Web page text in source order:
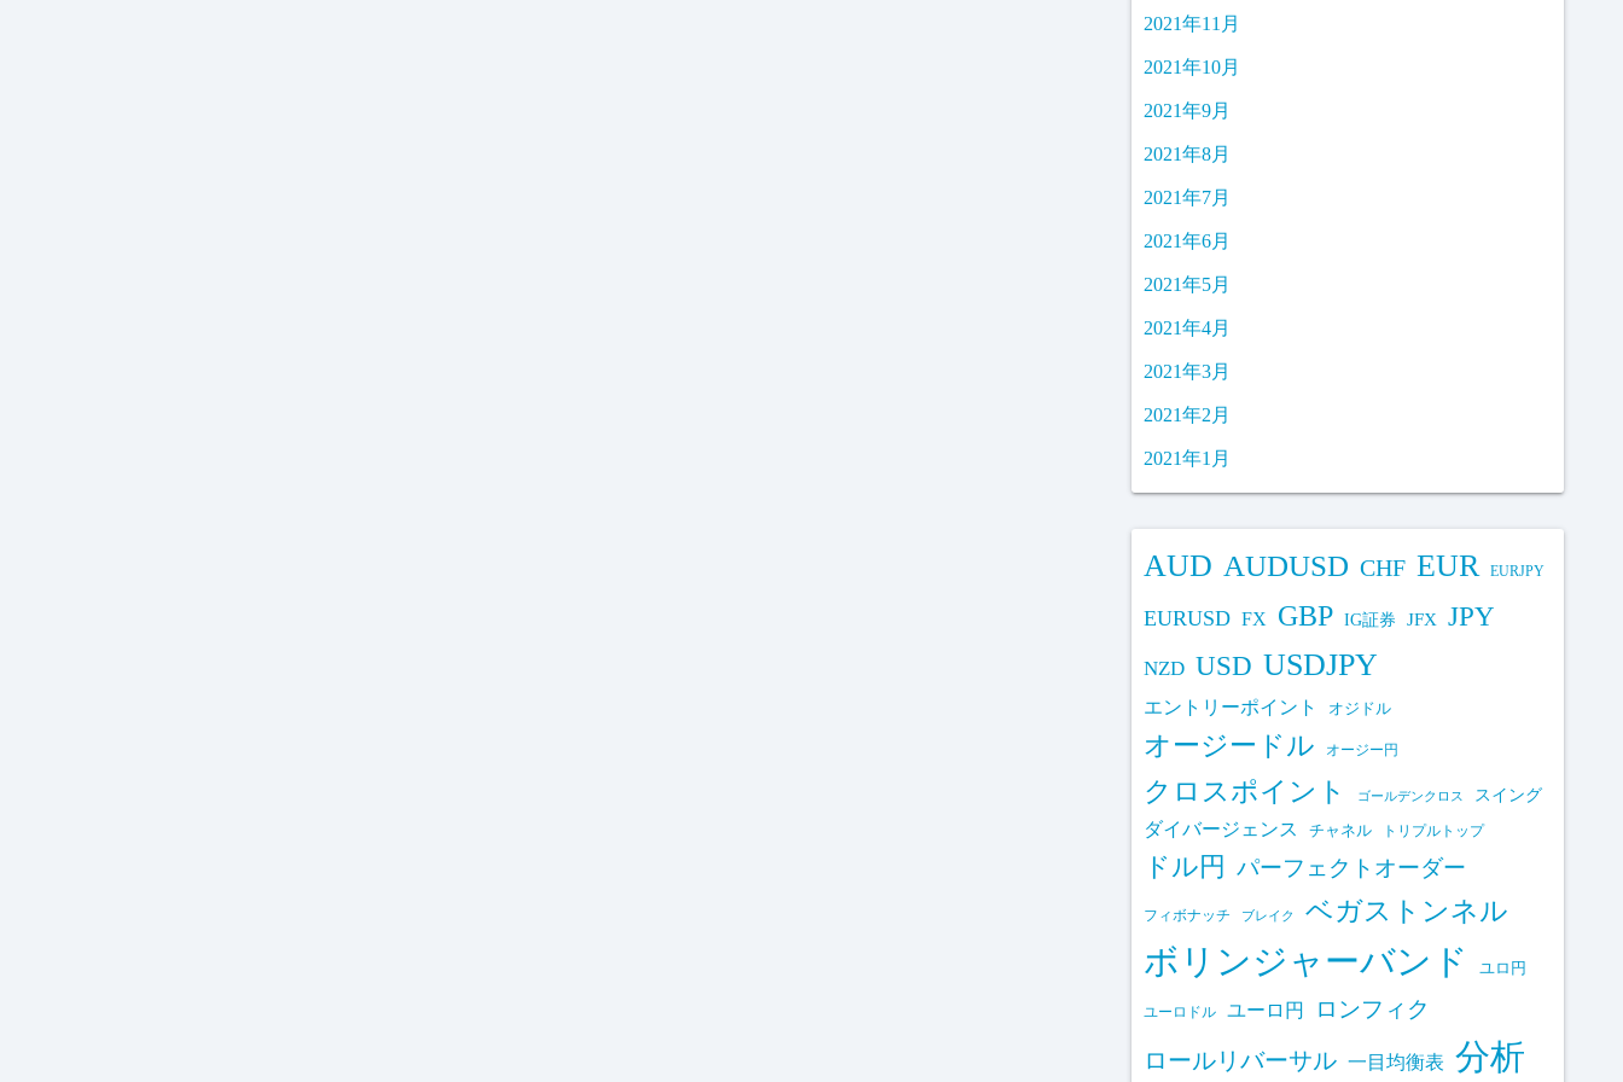
2021年11月
2021年10月
2021年9月
2021年8月
2021年7月
2021年6月
2021年5月
2021年4月
2021年3月
2021年2月
2021年1月
AUD AUDUSD CHF EUR EURJPY
EURUSD FX GBP IG証券 JFX JPY
NZD USD USDJPY
エントリーポイント オジドル
オージードル オージー円
クロスポイント ゴールデンクロス スイング
ダイバージェンス チャネル トリプルトップ
ドル円 パーフェクトオーダー
フィボナッチ ブレイク ベガストンネル
ボリンジャーバンド ユロ円
ユーロドル ユーロ円 ロンフィク
ロールリバーサル 一目均衡表 分析